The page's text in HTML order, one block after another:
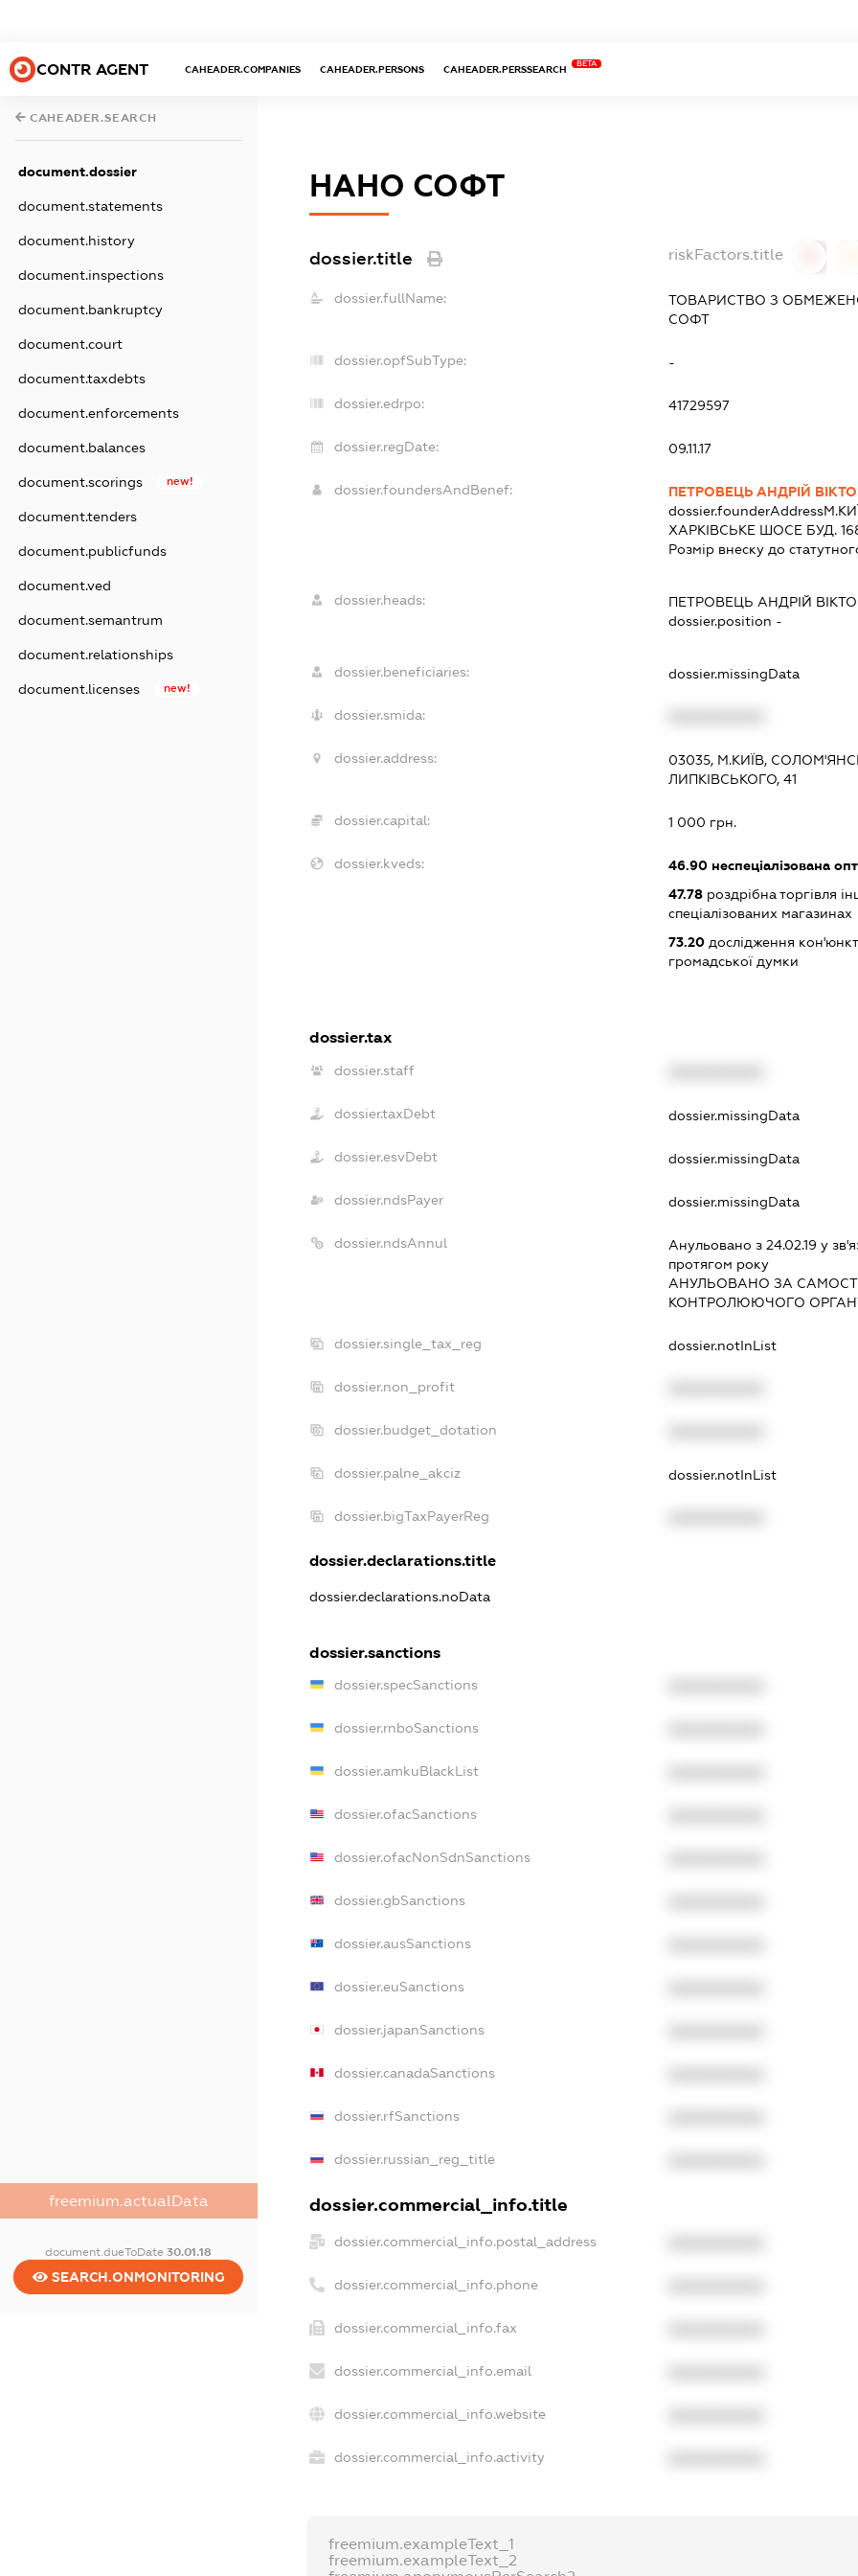
CONTR AGENT CAHEADER.COMPANIES CAHEADER.PERSONS CAHEADER.PERSSEARCH
BETA
CAHEADER.SEARCH
document.dossier
document.statements
document.history
document.inspections
document.bankruptcy
document.court
document.taxdebts
document.enforcements
document.balances
document.scorings new!
document.tenders
document.publicfunds
document.ved
document.semantrum
document.relationships
document.licenses new!
freemium.actualData
document.dueToDate30.01.18
SEARCH.ONMONITORING
НАНО СОФТ
dossier.title riskFactors.title
dossier.fullName:
ТОВАРИСТВО З
СОФТ
dossier.opfSubType: -
dossier.edrpo: 41729597
dossier.regDate: 09.11.17
dossier.foundersAndBenef:
ПЕТРОВЕЦЬ АНДРІЙ
dossier.founderAddress
ХАРКІВСЬКЕ ШОСЕ БУД.
Розмір внеску до
dossier.heads:
ПЕТРОВЕЦЬ АНДРІЙ
dossier.position -
dossier.beneficiaries: dossier.missingData
dossier.smida:
dossier.address:
03035, М.КИЇВ,
ЛИПКІВСЬКОГО, 41
dossier.capital: 1 000 грн.
dossier.kveds: 46.90неспеціалізована
47.78роздрібна торгівля
спеціалізованих магазинах
73.20дослідження
громадської думки
dossier.tax
dossier.staff
dossier.taxDebt dossier.missingData
dossier.esvDebt dossier.missingData
dossier.ndsPayer dossier.missingData
dossier.ndsAnnul
Анульовано з 24.02.19 у
протягом року
АНУЛЬОВАНО ЗА
КОНТРОЛЮЮЧОГО
dossier.single_tax_reg dossier.notInList
dossier.non_profit
dossier.budget_dotation
dossier.palne_akciz dossier.notInList
dossier.bigTaxPayerReg
dossier.declarations.title
dossier.declarations.noData
dossier.sanctions
dossier.specSanctions
dossier.rnboSanctions
dossier.amkuBlackList
dossier.ofacSanctions
dossier.ofacNonSdnSanctions
dossier.gbSanctions
dossier.ausSanctions
dossier.euSanctions
dossier.japanSanctions
dossier.canadaSanctions
dossier.rfSanctions
dossier.russian_reg_title
dossier.commercial_info.title
dossier.commercial_info.postal_address
dossier.commercial_info.phone
dossier.commercial_info.fax
dossier.commercial_info.email
dossier.commercial_info.website
dossier.commercial_info.activity
freemium.exampleText_1
freemium.exampleText_2